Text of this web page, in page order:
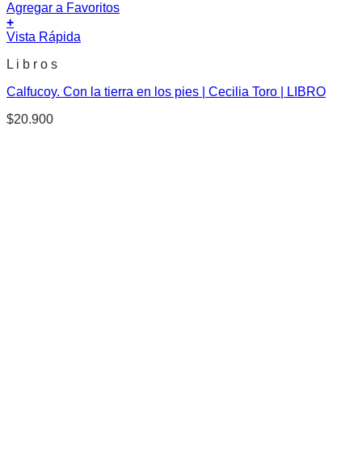
Agregar a Favoritos
+
Vista Rápida
L i b r o s
Calfucoy. Con la tierra en los pies | Cecilia Toro | LIBRO
$20.900